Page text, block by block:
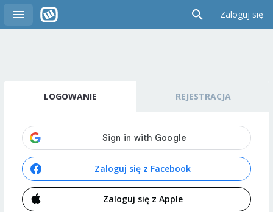
Zaloguj się
LOGOWANIE REJESTRACJA
Zaloguj się z Facebook
Zaloguj się z Apple